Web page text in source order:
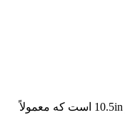
اطلاعات MOD شامل B.E. دستگاه مایرز Mawl-C1 IR. در راه آهن بالای AR15 نصب می شود. من در حال ساخت MOD هستم که شامل یک L119A2 (آلبوم IMGUR) با انواع 15.7in و 10.5in است که معمولاً